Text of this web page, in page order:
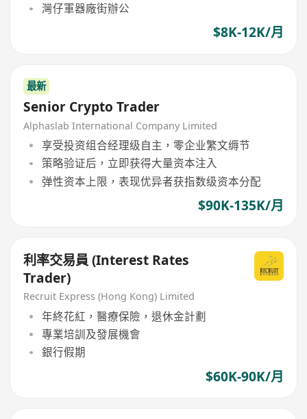
灣仔軍器廠街辦公
$8K-12K/月
最新
Senior Crypto Trader
Alphaslab International Company Limited
享受投资组合经理级自主，零企业繁文缛节
策略验证后，立即获得大量资本注入
弹性资本上限，表现优异者获指数级资本分配
$90K-135K/月
利率交易員 (Interest Rates
Trader)
Recruit Express (Hong Kong) Limited
年終花紅，醫療保險，退休金計劃
專業培訓及發展機會
銀行假期
$60K-90K/月